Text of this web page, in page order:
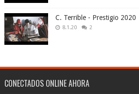
C. Terrible - Prestigio 2020
8.1.20 2
CONECTADOS ONLINE AHORA